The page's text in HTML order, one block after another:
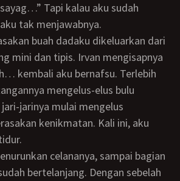
Tapi kalau aku sudah
tak menjawabnya.
mini dan tipis. Irvan mengisapnya
kembali aku bernafsu. Terlebih
mengelus-elus bulu
jarinya mulai mengelus
kenikmatan. Kali ini, aku
bertelanjang. Dengan sebelah